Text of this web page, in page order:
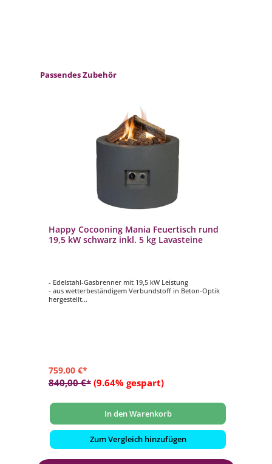
Produktgalerie überspringen
Passendes Zubehör
Happy Cocooning Mania Feuertisch rund
19,5 kW schwarz inkl. 5 kg Lavasteine
- Edelstahl-Gasbrenner mit 19,5 kW Leistung
- aus wetterbeständigem Verbundstoff in Beton-Optik
hergestellt
759,00 €*
840,00 €* (9.64% gespart)
In den Warenkorb
Zum Vergleich hinzufügen